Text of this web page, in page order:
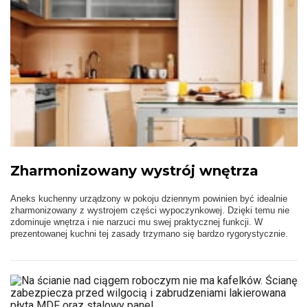
Zharmonizowany wystrój wnętrza
Aneks kuchenny urządzony w pokoju dziennym powinien być idealnie
zharmonizowany z wystrojem części wypoczynkowej. Dzięki temu nie
zdominuje wnętrza i nie narzuci mu swej praktycznej funkcji. W
prezentowanej kuchni tej zasady trzymano się bardzo rygorystycznie.